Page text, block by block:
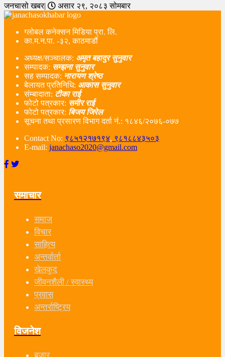
जनचासो खबर| असार २९, २०८३ सोमबार
ग्लोबल कनेक्सन मिडिया प्रा. लि.
का.म.न.पा. -३२, काठमाडौं
अध्यक्ष/सञ्चालक: अमृत बहादुर सुनुवार
सम्पादक: सम्झना सुनुवार
सह सम्पादक: नारायण श्रेष्ठ
बेलायत प्रतिनिधि: आकास सुनुवार
संम्बादाता: टीका राई
फोटो पत्रकार: समीर राई
फोटो पत्रकार: बिजय जिरेल
सूचना तथा प्रसारण विभाग दर्ता नं‌.: १८४६/२०७६-०७७
Contact No: ९८५१२१७१९४, ९८१८८४३५०३
E-mail: janachaso2020@gmail.com
समाचार
समाज
विचार
साहित्य
अन्तर्वार्ता
खेलकुद
जीवनशैली / स्वास्थ्य
प्रवास
अन्तर्राष्ट्रिय
विजनेश